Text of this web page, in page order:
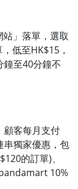
」落單，選取
低至HK$15，
鐘至40分鐘不
客每月支付
串獨家優惠，包
的訂單)、
10%